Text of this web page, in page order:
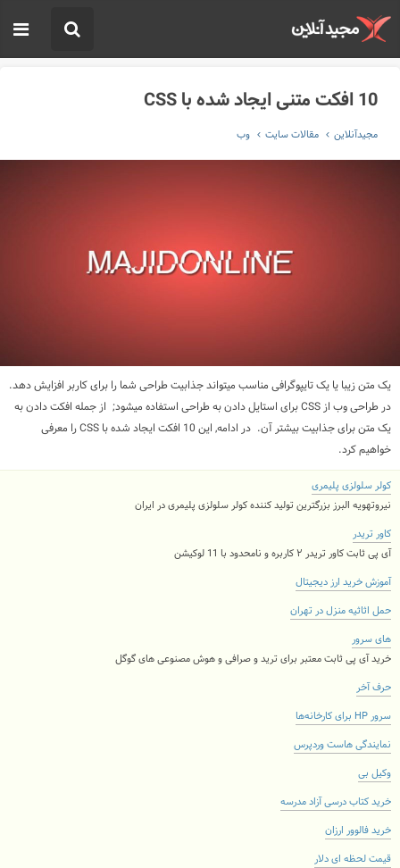
10 افکت متنی ایجاد شده با CSS
مجیدآنلاین مقالات سایت وب
​​یک متن زیبا یا یک تایپوگرافی مناسب میتواند جذابیت طراحی شما را برای کاربر افزایش دهد.
در طراحی وب از CSS برای استایل دادن به طراحی استفاده میشود; از جمله افکت دادن به
یک متن برای جذابیت بیشتر آن. در ادامه, این 10 افکت ایجاد شده با CSS را معرفی
خواهیم کرد.
کولر سلولزی پلیمری
نیروتهویه البرز بزرگترین تولید کننده کولر سلولزی پلیمری در ایران
کاور تریدر
آی پی ثابت کاور تریدر ۲ کاربره و نامحدود با 11 لوکیشن
آموزش خرید ارز دیجیتال
حمل اثاثیه منزل در تهران
های سرور
خرید آی پی ثابت معتبر برای ترید و صرافی و هوش مصنوعی های گوگل
حرف آخر
سرور HP برای کارخانه‌ها
نمایندگی هاست وردپرس
وکیل بی
خرید کتاب درسی آزاد مدرسه
خرید فالوور ارزان
قیمت لحظه ای دلار